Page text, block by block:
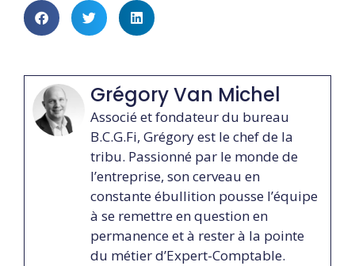
Grégory Van Michel
Associé et fondateur du bureau
B.C.G.Fi, Grégory est le chef de la
tribu. Passionné par le monde de
l’entreprise, son cerveau en
constante ébullition pousse l’équipe
à se remettre en question en
permanence et à rester à la pointe
du métier d’Expert-Comptable.